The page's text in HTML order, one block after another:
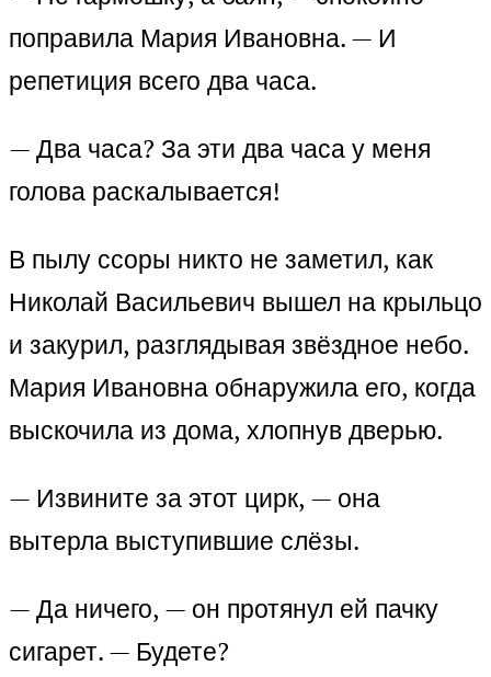
поправила Мария Ивановна. — И
репетиция всего два часа.
— Два часа? За эти два часа у меня
голова раскалывается!
В пылу ссоры никто не заметил, как
Николай Васильевич вышел на крыльцо
и закурил, разглядывая звёздное небо.
Мария Ивановна обнаружила его, когда
выскочила из дома, хлопнув дверью.
— Извините за этот цирк, — она
вытерла выступившие слёзы.
— Да ничего, — он протянул ей пачку
сигарет. — Будете?